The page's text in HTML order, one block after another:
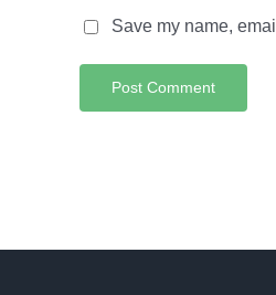
Save my name,